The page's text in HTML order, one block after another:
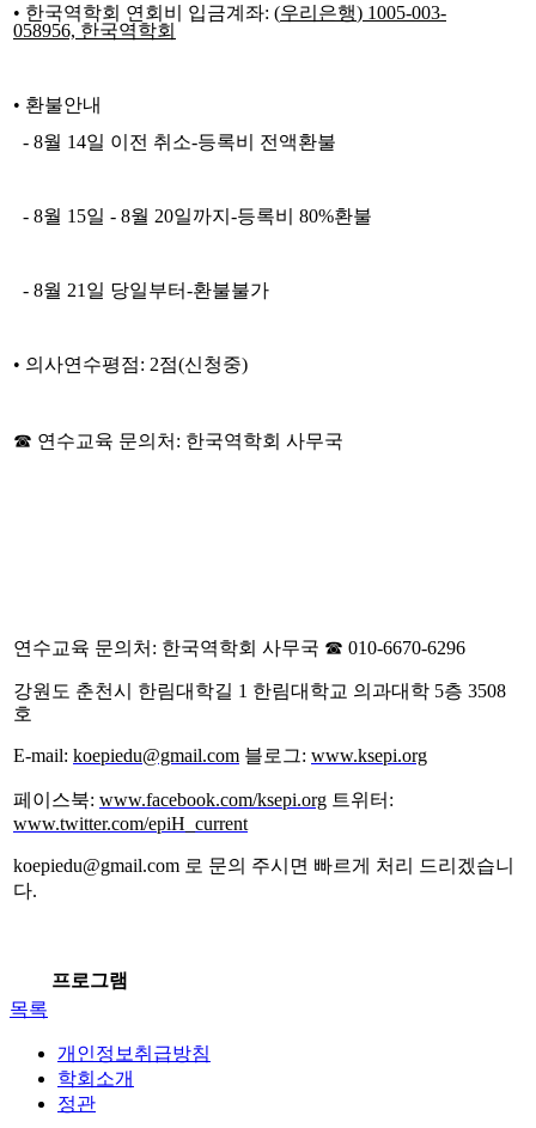
• 한국역학회 연회비 입금계좌: (우리은행) 1005-003-
058956, 한국역학회
• 환불안내
- 8월 14일 이전 취소-등록비 전액환불
- 8월 15일 - 8월 20일까지 -등록비 80%환불
- 8월 21 일 당일부터-환불불가
• 의사연수평점: 2점(신청중)
☎ 연수교육 문의처 : 한국역학회 사무국
연수교육 문의처 : 한국역학회 사무국 ☎ 010-6670-6296
강원도 춘천시 한림대학길 1 한림대학교 의과대학 5층 3508
호
E-mail: koepiedu@gmail.com 블로그: www.ksepi.org
페이스북: www.facebook.com/ksepi.org 트위터 :
www.twitter.com/epiH_current
koepiedu@gmail.com 로 문의 주시면 빠르게 처리 드리겠습니
다.
프로그램
목록
개인정보취급방침
학회소개
정관